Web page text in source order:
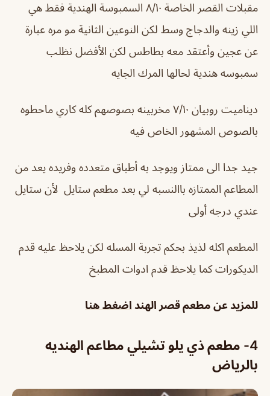
مقبلات القصر الخاصة ٨/١٠ السمبوسة الهندية فقط هي
اللي زينه والدجاج وسط لكن النوعين الثانية مو مره عبارة
عن عجين وأعتقد معه بطاطس لكن الأفضل نظلب
سمبوسه هندية لحالها المرك الجايه
ديناميت روبيان ٧/١٠ مخربينه بصوصهم كله كاري ماحطوه
بالصوص المشهور الخاص فيه
جيد جدا الى ممتاز ويوجد به أطباق متعدده وفريده يعد من
المطاعم الممتازه باالنسبه لي بعد مطعم ستايل لأن ستايل
عندي درجه أولى
المطعم اكله لذيذ بحكم تجربة المسله لكن يلاحظ عليه قدم
الديكورات كما يلاحظ قدم ادوات المطبخ
للمزيد عن مطعم قصر الهند اضغط هنا
4- مطعم ذي يلو تشيلي
مطاعم الهنديه
بالرياض